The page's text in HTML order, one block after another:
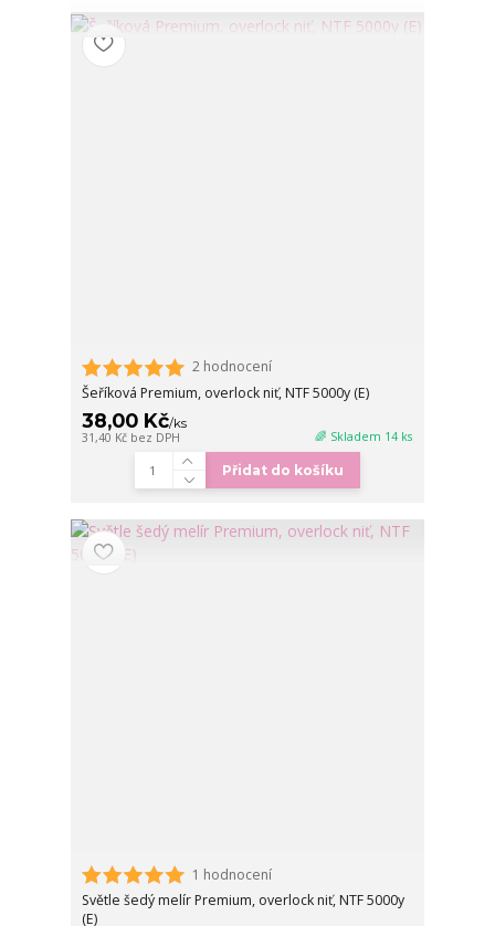
2 hodnocení
Šeříková Premium, overlock niť, NTF 5000y (E)
38,00 Kč/ks
31,40 Kč bez DPH 🌈 Skladem 14 ks
Přidat do košíku
1 hodnocení
Světle šedý melír Premium, overlock niť, NTF 5000y
(E)